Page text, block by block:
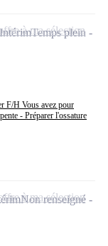
F/H Vous avez pour
- Préparer l'ossature
IntérimTemps plein
à ma sélection
Non renseigné
à ma sélection